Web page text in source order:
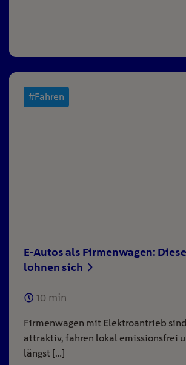
#Fahren
E-Autos als Firmenwagen:
lohnen sich
10 min
Firmenwagen mit Elektroantrieb
attraktiv, fahren lokal emissionsfrei
längst […]